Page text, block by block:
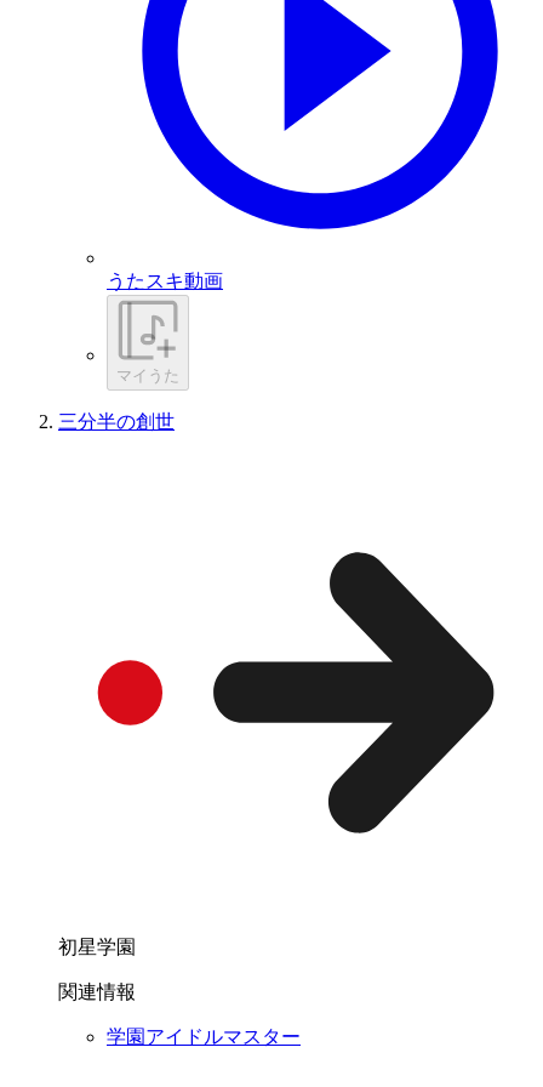
うたスキ動画
マイうた
三分半の創世
初星学園
関連情報
学園アイドルマスター